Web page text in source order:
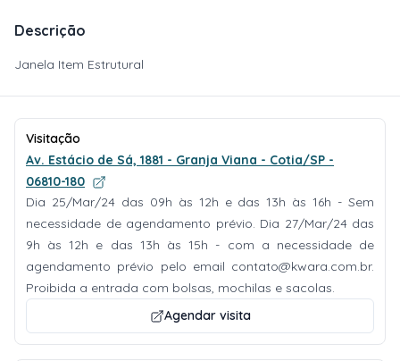
Descrição
Janela Item Estrutural
Visitação
Av. Estácio de Sá, 1881 - Granja Viana - Cotia/SP -
06810-180
Dia 25/Mar/24 das 09h às 12h e das 13h às 16h - Sem
necessidade de agendamento prévio. Dia 27/Mar/24 das
9h às 12h e das 13h às 15h - com a necessidade de
agendamento prévio pelo email contato@kwara.com.br.
Proibida a entrada com bolsas, mochilas e sacolas.
Agendar visita